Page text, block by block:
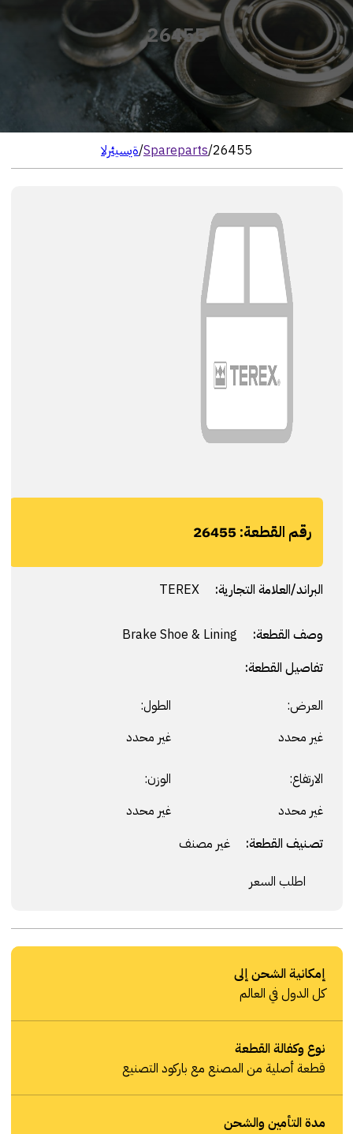
26455
الرئيسية/Spareparts/26455
رقم القطعة:26455
البراند/العلامة التجارية: TEREX
وصف القطعة:
تفاصيل القطعة:
العرض:
غير محدد
الطول:
غير محدد
الارتفاع:
غير محدد
الوزن:
غير محدد
تصنيف القطعة: غير مصنف
اطلب السعر
إمكانية الشحن إلى
كل الدول في العالم
نوع وكفالة القطعة
قطعة أصلية من المصنع مع باركود التصنيع
مدة التأمين والشحن